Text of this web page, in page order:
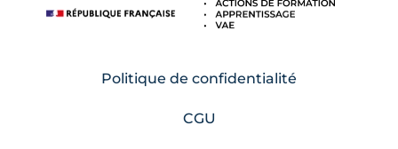
Politique de confidentialité
CGU